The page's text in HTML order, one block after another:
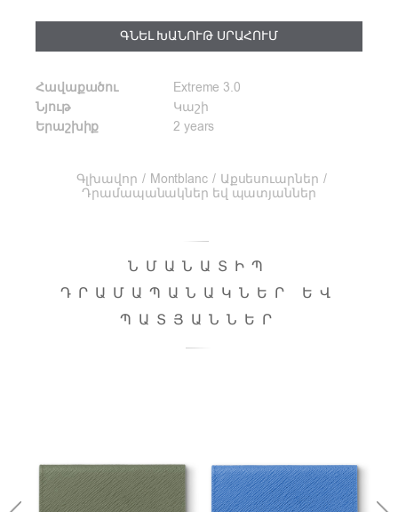
ԳՆԵԼ ԽԱՆՈՒԹ ՍՐԱՀՈՒՄ
Հավաքածու
Extreme 3.0
Նյութ
Կաշի
Երաշխիք
2 years
Գլխավոր / Montblanc / Աքսեսուարներ /
Դրամապանակներ եվ պատյաններ
ՆՄԱՆԱՏԻՊ
ԴՐԱՄԱՊԱՆԱԿՆԵՐ ԵՎ
ՊԱՏՅԱՆՆԵՐ